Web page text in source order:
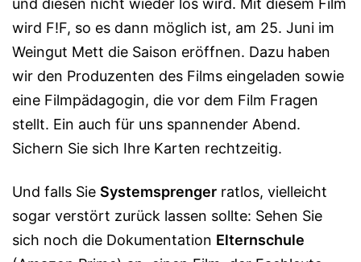
und diesen nicht wieder los wird. Mit diesem Film
wird F!F, so es dann möglich ist, am 25. Juni im
Weingut Mett die Saison eröffnen. Dazu haben
wir den Produ­zen­ten des Films eingeladen sowie
eine Film­pädagogin, die vor dem Film Fra­gen
stellt. Ein auch für uns span­nender Abend.
Sichern Sie sich Ihre Kar­ten rechtzeitig.
Und falls Sie Systemsprenger ratlos, vielleicht
sogar verstört zurück lassen sollte: Sehen Sie
sich noch die Dokumentation Elternschule